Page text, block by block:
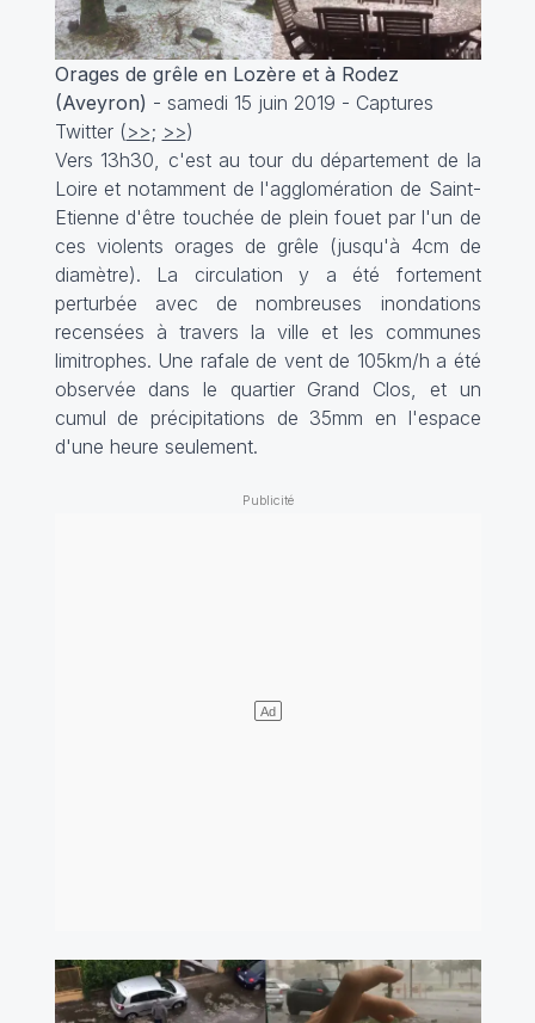
Orages de grêle en Lozère et à Rodez
(Aveyron) - samedi 15 juin 2019 - Captures
Twitter (>>; >>)
Vers 13h30, c'est au tour du département de la
Loire et notamment de l'agglomération de Saint-
Etienne d'être touchée de plein fouet par l'un de
ces violents orages de grêle (jusqu'à 4cm de
diamètre). La circulation y a été fortement
perturbée avec de nombreuses inondations
recensées à travers la ville et les communes
limitrophes. Une rafale de vent de 105km/h a été
observée dans le quartier Grand Clos, et un
cumul de précipitations de 35mm en l'espace
d'une heure seulement.